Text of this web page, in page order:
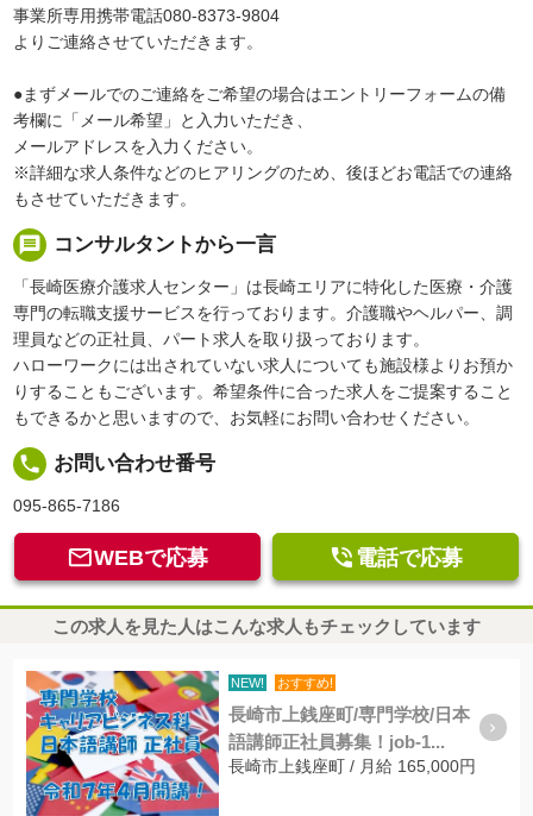
事業所専用携帯電話080-8373-9804
よりご連絡させていただきます。
●まずメールでのご連絡をご希望の場合はエントリーフォームの備
考欄に「メール希望」と入力いただき、
メールアドレスを入力ください。
※詳細な求人条件などのヒアリングのため、後ほどお電話での連絡
もさせていただきます。
message コンサルタントから一言
「長崎医療介護求人センター」は長崎エリアに特化した医療・介護
専門の転職支援サービスを行っております。介護職やヘルパー、調
理員などの正社員、パート求人を取り扱っております。
ハローワークには出されていない求人についても施設様よりお預か
りすることもございます。希望条件に合った求人をご提案すること
もできるかと思いますので、お気軽にお問い合わせください。
local_phone お問い合わせ番号
095-865-7186
WEBで応募  電話で応募
この求人を見た人はこんな求人もチェックしています
NEW! おすすめ!
長崎市上銭座町/専門学校/日本
語講師正社員募集！job-1...
長崎市上銭座町 / 月給 165,000円